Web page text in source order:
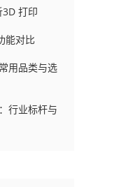
打印
能对比
用品类与选
行业标杆与